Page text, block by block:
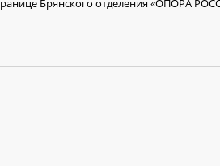
Брянского отделения «ОПОРА